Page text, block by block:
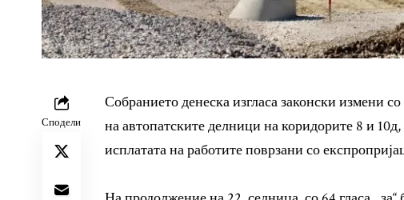
Сподели
Собранието денеска изгласа законски измени
на автопатските делници на коридорите 8 и
исплатата на работите поврзани со